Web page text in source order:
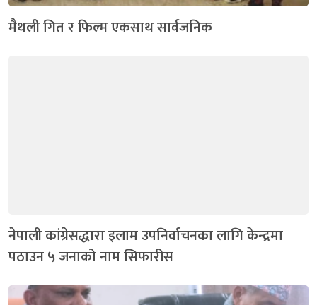
मैथली गित र फिल्म एकसाथ सार्वजनिक
नेपाली कांग्रेसद्धारा इलाम उपनिर्वाचनका लागि केन्द्रमा
पठाउन ५ जनाको नाम सिफारीस